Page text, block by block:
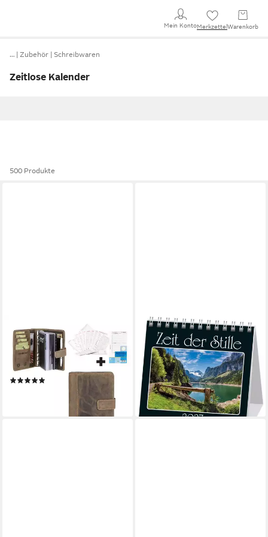
Mein KontoMerkzettel Warenkorb
… Zubehör Schreibwaren
Zeitlose Kalender
500 Produkte
GREENBURRY
Terminplaner "Vintage" Leder
Terminkalender A6 (14x19cm)
antik braun, mit Kalender
lieferbar - in 3-4 Werktagen bei dir
Tischkalender Zeit der Stille
2027
8,95 €
lieferbar - in 3-4 Werktagen bei dir